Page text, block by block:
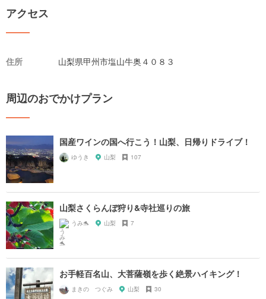
アクセス
住所 山梨県甲州市塩山牛奥４０８３
周辺のおでかけプラン
国産ワインの国へ行こう！山梨、日帰りドライブ！
ゆうき 山梨 107
山梨さくらんぼ狩り&寺社巡りの旅
うみ🐬 山梨 7
お手軽百名山、大菩薩嶺を歩く絶景ハイキング！
まきの つぐみ 山梨 30